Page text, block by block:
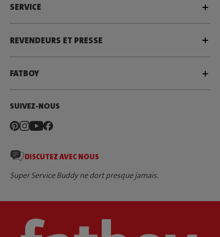
SERVICE
REVENDEURS ET PRESSE
FATBOY
SUIVEZ-NOUS
DISCUTEZ AVEC NOUS
Super Service Buddy ne dort presque jamais.